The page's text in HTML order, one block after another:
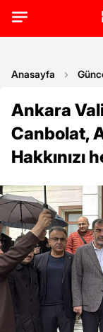
Anasayfa
Ankara
Canbolat,
Hakkınızı